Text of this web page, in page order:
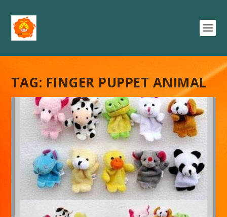
TAG: FINGER PUPPET ANIMAL